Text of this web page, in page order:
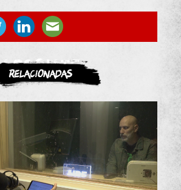
ASOCIATE
Relacionadas